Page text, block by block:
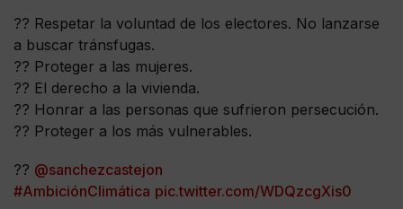
?? Respetar la voluntad de los electores. No lanzarse
a buscar tránsfugas.
?? Proteger a las mujeres.
?? El derecho a la vivienda.
?? Honrar a las personas que sufrieron persecución.
?? Proteger a los más vulnerables.
?? @sanchezcastejon
#AmbiciónClimática pic.twitter.com/WDQzcgXis0